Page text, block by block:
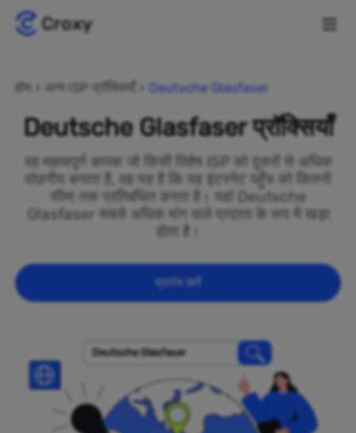
होम अन्य ISP प्रॉक्सियाँ Deutsche Glasfaser
Deutsche Glasfaser प्रॉक्सियाँ
वह महत्वपूर्ण कारक जो किसी विशेष ISP को दूसरों से अधिक
वांछनीय बनाता है, वह यह है कि यह इंटरनेट पहुँच को कितनी
सीमा तक प्रतिबंधित करता है। यहां Deutsche
Glasfaser सबसे अधिक मांग वाले प्रदाता के रूप में खड़ा
होता है।
प्रारंभ करें
Deutsche Glasfaser